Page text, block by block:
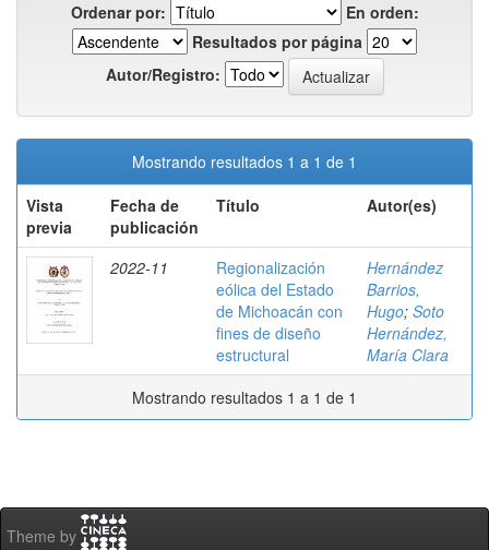
Ordenar por:
En orden:
Resultados por página
Autor/Registro:
Mostrando resultados 1 a 1 de 1
Vista
previa
Fecha de
publicación
Título Autor(es)
2022-11
Regionalización
eólica del Estado
de Michoacán con
fines de diseño
estructural
Hernández
Barrios,
Hugo; Soto
Hernández,
María Clara
Mostrando resultados 1 a 1 de 1
Theme by